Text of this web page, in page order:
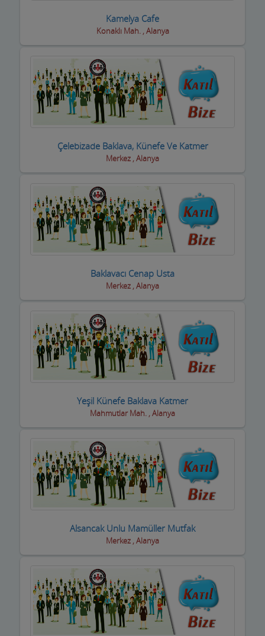
Elektrikçiler
Elektrikli El Aletleri
Elektronikçiler
Evcil Hayvan Eğitim Merkezi
Evkur Firmaları
Fitness-Spa Salonları
Fırıncılar
Geri dönüşüm firmaları
Giyim Mağazaları
Gümüş Takı Mağazaları ve Saatciler
Güneş Enerji Sistemleri
Güzellik Salonları
Hafriyat Firmaları
Hal Komisyoncuları
Halı Yıkama
Halıcılar
Hamamlar / Spa ve Masaj salonları
Hastane ve Sağlık Kuruluşları
Havuz ve Kimyasalları
Kamelya Cafe
Konaklı Mah. , Alanya
Çelebizade Baklava, Künefe Ve Katmer
Merkez , Alanya
Baklavacı Cenap Usta
Merkez , Alanya
Yeşil Künefe Baklava Katmer
Mahmutlar Mah. , Alanya
Alsancak Unlu Mamüller Mutfak
Merkez , Alanya